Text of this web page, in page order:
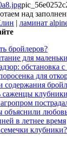
над
| ламинат
бройлеров?
для
для
содержания
саженцы
объяснили
в летнее время
клубники?